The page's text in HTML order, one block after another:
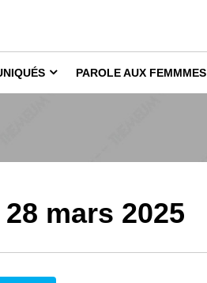
PAROLE AUX FEMMMES
mars 2025